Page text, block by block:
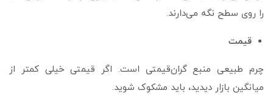
را روی سطح نگه می‌دارند.
قیمت
چرم طبیعی منبع گران‌قیمتی است. اگر قیمتی خیلی کمتر از
میانگین بازار دیدید، باید مشکوک شوید.